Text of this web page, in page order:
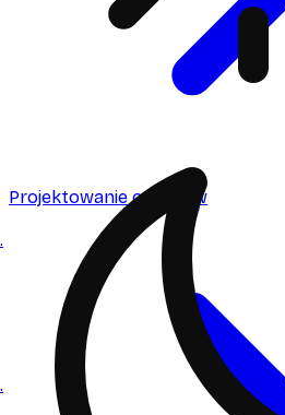
Projektowanie ogrodów